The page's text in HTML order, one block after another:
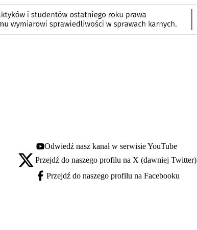
Youtube - otwiera się w nowej karcie
Odwiedź nasz kanał w serwisie YouTube
X - otwiera się w nowej karcie
Przejdź do naszego profilu na X (dawniej Twitter)
Facebook - otwiera się w nowej karcie
Przejdź do naszego profilu na Facebooku